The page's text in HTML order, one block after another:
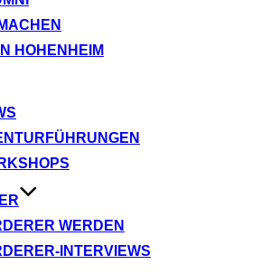
HOHENHEIM
WERDEN
INTERVIEWS